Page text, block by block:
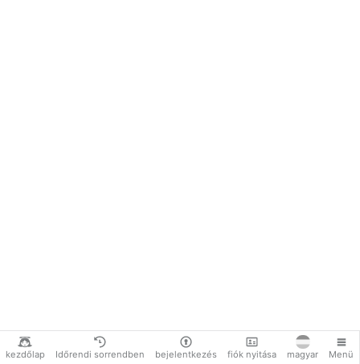
kezdőlap Időrendi sorrendben bejelentkezés fiók nyitása magyar Menü